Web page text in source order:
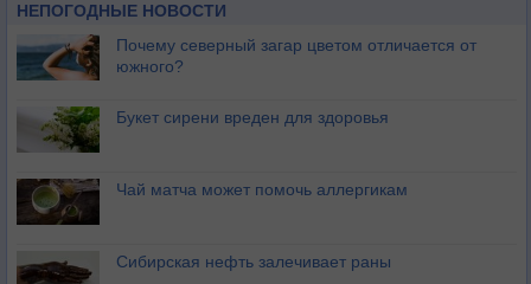
НЕПОГОДНЫЕ НОВОСТИ
Почему северный загар цветом отличается от
южного?
Букет сирени вреден для здоровья
Чай матча может помочь аллергикам
Сибирская нефть залечивает раны